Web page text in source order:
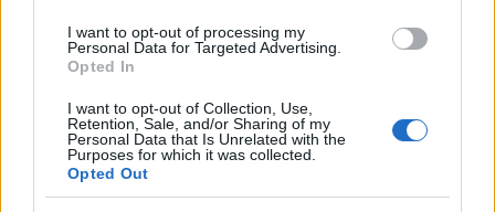
I want to opt-out of processing my
Personal Data for Targeted Advertising.
Opted In
I want to opt-out of Collection, Use,
Retention, Sale, and/or Sharing of my
Personal Data that Is Unrelated with the
Purposes for which it was collected.
Opted Out
RECETAS